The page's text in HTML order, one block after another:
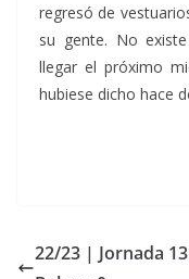
regresó de
su gente. No
llegar el próximo
hubiese dicho hace
22/23 | Jornada